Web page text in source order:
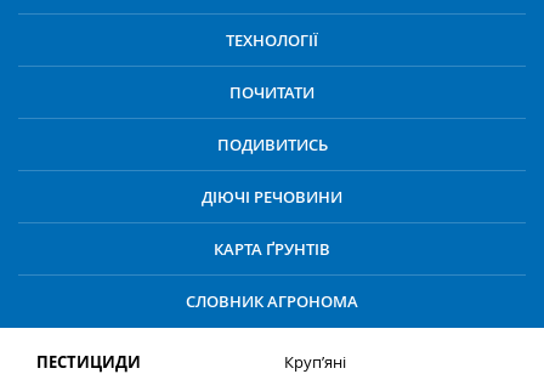
ТЕХНОЛОГІЇ
ПОЧИТАТИ
ПОДИВИТИСЬ
ДІЮЧІ РЕЧОВИНИ
КАРТА ҐРУНТІВ
СЛОВНИК АГРОНОМА
ПЕСТИЦИДИ
Круп’яні